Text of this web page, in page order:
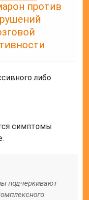
против
либо
симптомы
подчеркивают